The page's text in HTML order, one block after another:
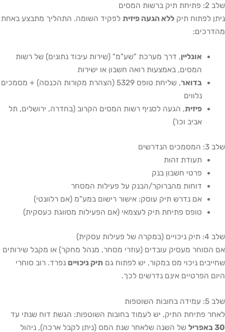
שלב 2: פתיחת תיק ברשות המסים
ניתן לפתוח תיק ללא הגעה פיזית לפקיד השומה. התהליך מתבצע באחת
מהדרכים:
אונליין, דרך מערכת "שע"מ" (שירות עיבוד נתונים) של רשות
המסים, באמצעות רואה חשבון או ישירות
בדואר
, שליחת טופס 5329 (הצהרת מקורות הכנסה) + מסמכים
נלווים
פיזית, הגעה לסניף רשות המסים הקרוב (בחדרה, ירושלים, תל
אביב וכו')
שלב 3: המסמכים הנדרשים
תעודת זהות
פרטי חשבון בנק
דוחות מהברוקר/הבנק על פעילות המסחר
אם נדרש תיק עוסק: אישור רישום במע"מ (אם רלוונטי)
טופס פתיחת תיק לעצמאי (אם הפעילות מסווגת כעסקית)
שלב 4: תיק ניכויים (במקרה של פעילות עסקית)
אם הסוחר מעסיק עובדים (עוזרי מסחר, מנהל מחקר) או מקבל שירותים
שחייבים ניכוי מס במקור, יש לפתוח גם תיק ניכויים נפרד. רוב סוחרי
היום הפרטיים אינם נדרשים לכך.
שלב 5: עמידה בחובות השוטפות
לאחר פתיחת התיק, יש לעמוד בחובות השוטפות: הגשת דוח שנתי עד
30 באפריל
של השנה שלאחר שנת המס (ניתן לקבל ארכה), ניהול